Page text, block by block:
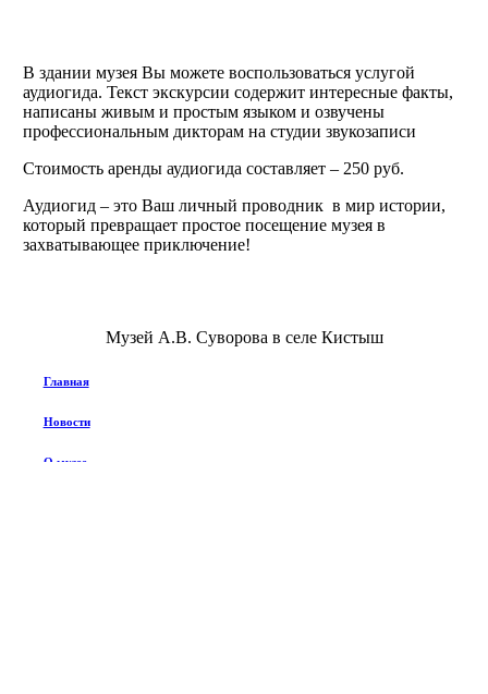
В здании музея Вы можете воспользоваться услугой
аудиогида. Текст экскурсии содержит интересные факты,
написаны живым и простым языком и озвучены
профессиональным дикторам на студии звукозаписи
Стоимость аренды аудиогида составляет – 250 руб.
Аудиогид – это Ваш личный проводник в мир истории,
который превращает простое посещение музея в
захватывающее приключение!
Музей А.В. Суворова в селе Кистыш
Главная
Новости
О музее